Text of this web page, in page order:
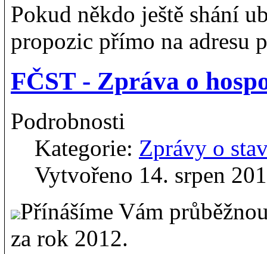
Pokud někdo ještě shání
propozic přímo na adresu
FČST - Zpráva o
Podrobnosti
Kategorie: Zprávy o
Vytvořeno 14. srpen
Přínášíme Vám
za rok 2012.